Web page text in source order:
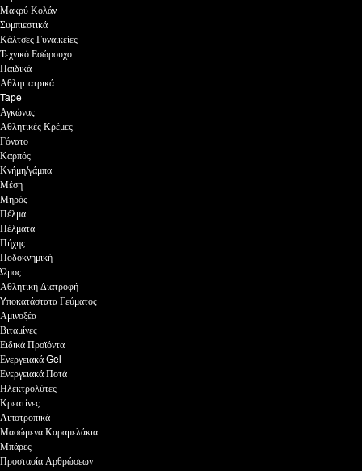
Μακρύ Κολάν
Συμπιεστικά
Κάλτσες Γυναικείες
Τεχνικό Εσώρουχο
Παιδικά
Αθλητιατρικά
Tape
Αγκώνας
Αθλητικές Κρέμες
Γόνατο
Καρπός
Κνήμη/γάμπα
Μέση
Μηρός
Πέλμα
Πέλματα
Πήχης
Ποδοκνημική
Ώμος
Αθλητική Διατροφή
Yποκατάστατα Γεύματος
Αμινοξέα
Βιταμίνες
Ειδικά Προϊόντα
Ενεργειακά Gel
Ενεργειακά Ποτά
Ηλεκτρολύτες
Κρεατίνες
Λιποτροπικά
Μασώμενα Καραμελάκια
Μπάρες
Προστασία Αρθρώσεων